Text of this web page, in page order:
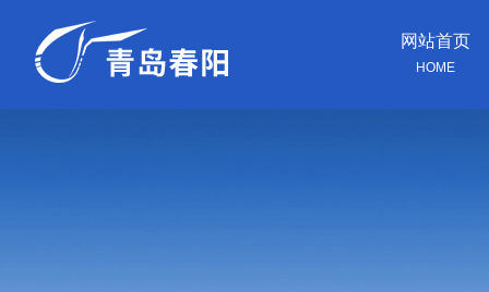
网站首页
HOME